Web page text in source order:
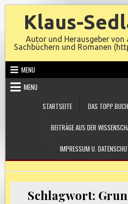
Klaus-
Autor und Herausgeber von
Sachbüchern und Romanen
MENU
MENU
STARTSEITE
DAS TOPP BUCH
BEITRÄGE AUS DER
IMPRESSUM U.
Schlagwort: